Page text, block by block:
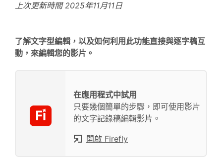
上次更新時間2025年11月11日
了解文字型編輯，以及如何利用此功能直接與逐字稿互
動，來編輯您的影片。
在應用程式中試用
只要幾個簡單的步驟，即可使用影片
的文字記錄稿編輯影片。
開啟 Firefly